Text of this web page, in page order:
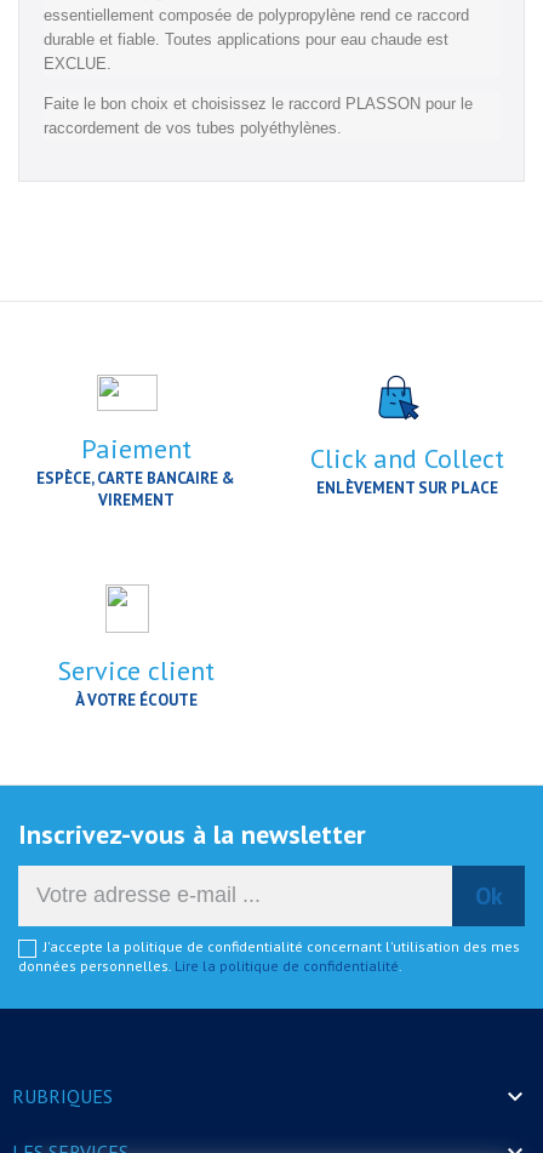
essentiellement composée de polypropylène rend ce raccord
durable et fiable. Toutes applications pour eau chaude est
EXCLUE.
Faite le bon choix et choisissez le raccord PLASSON pour le
raccordement de vos tubes polyéthylènes.
Paiement
ESPÈCE, CARTE BANCAIRE &
VIREMENT
Click and Collect
ENLÈVEMENT SUR PLACE
Service client
À VOTRE ÉCOUTE
Inscrivez-vous à la newsletter
J'accepte la politique de confidentialité concernant l'utilisation des mes
données personnelles. Lire la politique de confidentialité
RUBRIQUES 